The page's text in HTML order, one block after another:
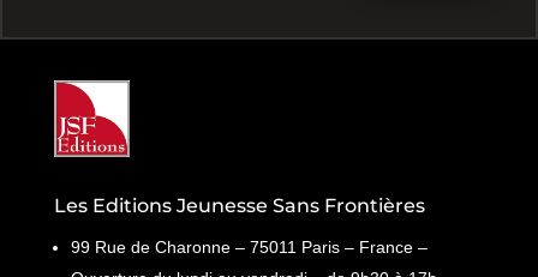
Les Editions Jeunesse Sans Frontières
99 Rue de Charonne – 75011 Paris – France –